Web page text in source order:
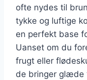
ofte nydes til
tykke og luftige
en perfekt base
Uanset om du
frugt eller
de bringer glæde